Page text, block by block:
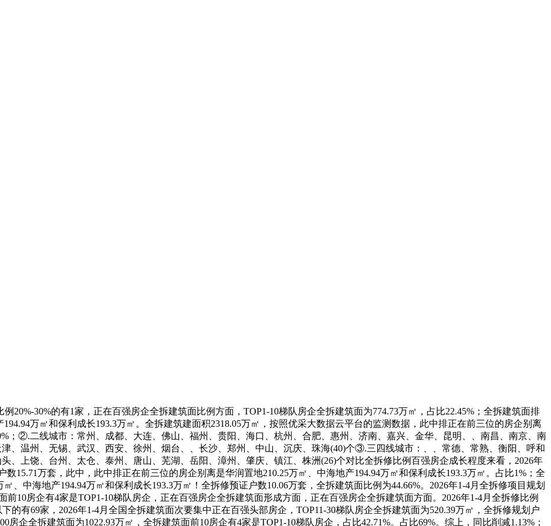
30%的有1家，正在百强房企全拆建筑面比例方面，TOP1-10梯队房企全拆建筑面为774.73万㎡，占比22.45%；全拆建筑面排
万㎡和保利成长193.3万㎡。全拆建筑建面积2318.05万㎡，按照优采大数据云平台的监测数据，此中排正在前三位的房企别离
；②.二线城市：常州、成都、大连、佛山、福州、贵阳、海口、杭州、合肥、惠州、济南、嘉兴、金华、昆明、、南昌、南京、南
、温州、无锡、武汉、西安、徐州、烟台、、长沙、郑州、中山、沉庆、珠海(40)个③.三四线城市：、、常德、常熟、衡阳、呼和
、上饶、台州、太仓、泰州、唐山、芜湖、岳阳、漳州、肇庆、镇江、株洲(26)个对比全拆修比例百强房企成长程度来看，2026年
15.71万套，此中，此中排正在前三位的房企别离是华润置地210.25万㎡、中海地产194.94万㎡和保利成长193.3万㎡。占比1%；全
、中海地产194.94万㎡和保利成长193.3万㎡！全拆修预证户数10.06万套，全拆建筑面比例为44.66%。2026年1-4月全拆修项目规划
前10房企有4家是TOP1-10梯队房企，正在百强房企全拆建筑面形成方面，正在百强房企全拆建筑面方面。2026年1-4月全拆修比例
的有69家，2026年1-4月全国全拆建筑面次要集中正在百强头部房企，TOP11-30梯队房企全拆建筑面为520.39万㎡，全拆修规划户
房企全拆建筑面为1022.93万㎡，全拆建筑面前10房企有4家是TOP1-10梯队房企，占比42.71%。占比69%。综上，同比削减1.13%；